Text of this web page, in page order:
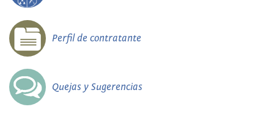
Perfil de contratante
Quejas y Sugerencias